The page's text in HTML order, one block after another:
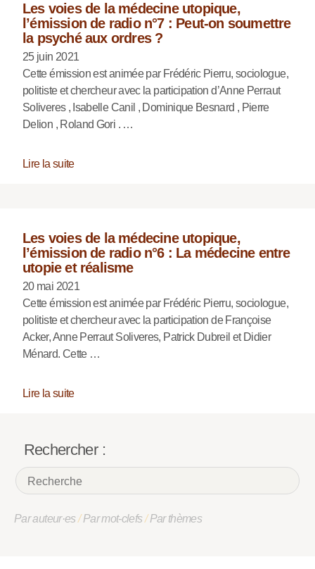
Les voies de la médecine utopique,
l’émission de radio n°7 : Peut-on soumettre
la psyché aux ordres ?
25 juin 2021
Cette émission est animée par Frédéric Pierru, sociologue,
politiste et chercheur avec la participation d’Anne Perraut
Soliveres , Isabelle Canil , Dominique Besnard , Pierre
Delion , Roland Gori . …
Lire la suite
Les voies de la médecine utopique,
l’émission de radio n°6 : La médecine entre
utopie et réalisme
20 mai 2021
Cette émission est animée par Frédéric Pierru, sociologue,
politiste et chercheur avec la participation de Françoise
Acker, Anne Perraut Soliveres, Patrick Dubreil et Didier
Ménard. Cette …
Lire la suite
Rechercher :
Par auteur·es/Par mot-clefs/Par thèmes